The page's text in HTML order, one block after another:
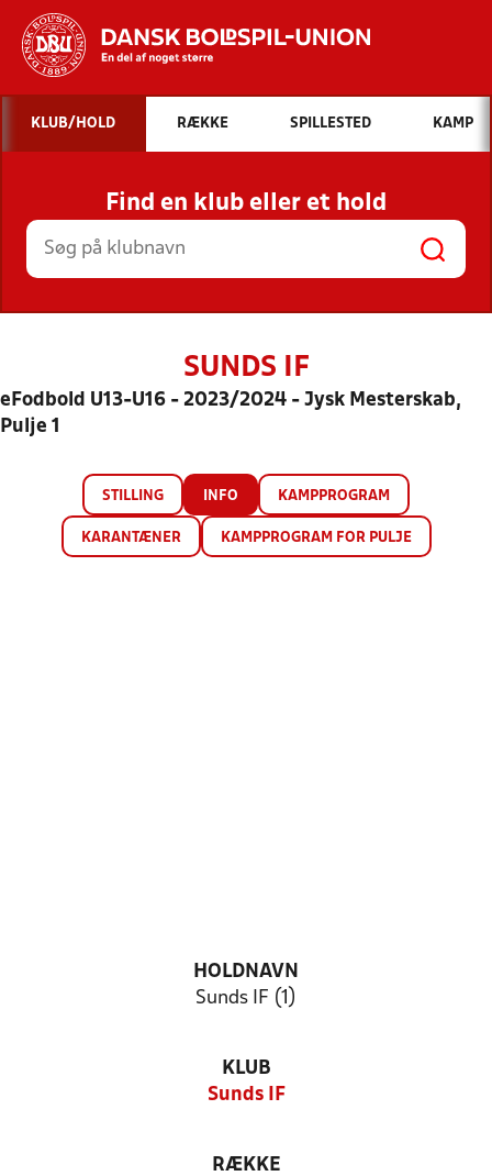
Hvad vil du søge efter?
INDHOLD OG NYHEDER
STILLINGER, RESULTATER, KLUBBER OG
HOLD
KLUB/HOLD RÆKKE SPILLESTED KAMP
Find en klub eller et hold
SUNDS IF
eFodbold U13-U16 - 2023/2024 - Jysk Mesterskab,
Pulje 1
STILLING INFO KAMPPROGRAM
KARANTÆNER KAMPPROGRAM FOR PULJE
HOLDNAVN
Sunds IF (1)
KLUB
Sunds IF
RÆKKE